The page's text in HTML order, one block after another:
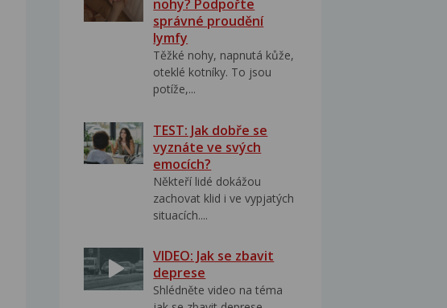
nohy? Podpořte
správné proudění
lymfy
Těžké nohy, napnutá kůže,
oteklé kotníky. To jsou
potíže,...
TEST: Jak dobře se
vyznáte ve svých
emocích?
Někteří lidé dokážou
zachovat klid i ve vypjatých
situacích....
VIDEO: Jak se zbavit
deprese
Shlédněte video na téma